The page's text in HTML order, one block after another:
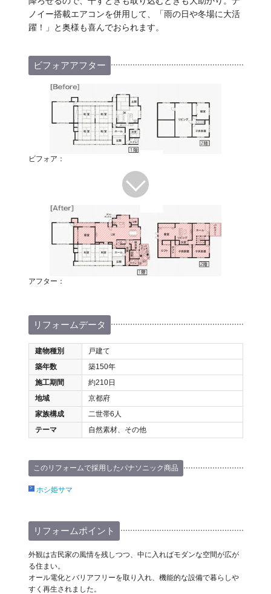
ノイー搭載エアコンを併用して、「雨の日や冬場に大活
躍！」と奥様も喜んでおられます。
ビフォアアフター
ビフォア：
アフター：
リフォームデータ
建物種別
戸建て
築年数
築150年
施工期間
約210日
地域
京都府
家族構成
二世帯6人
テーマ
自然素材、その他
このリフォームで採用したパナソニック商品
ホシ姫サマ
リフォームポイント
外観は古民家の風情を残しつつ、中に入ればモダンな空間が広が
る住まい。
オール電化とバリアフリーを取り入れ、機能的な設備で暮らしや
すく再生されました。